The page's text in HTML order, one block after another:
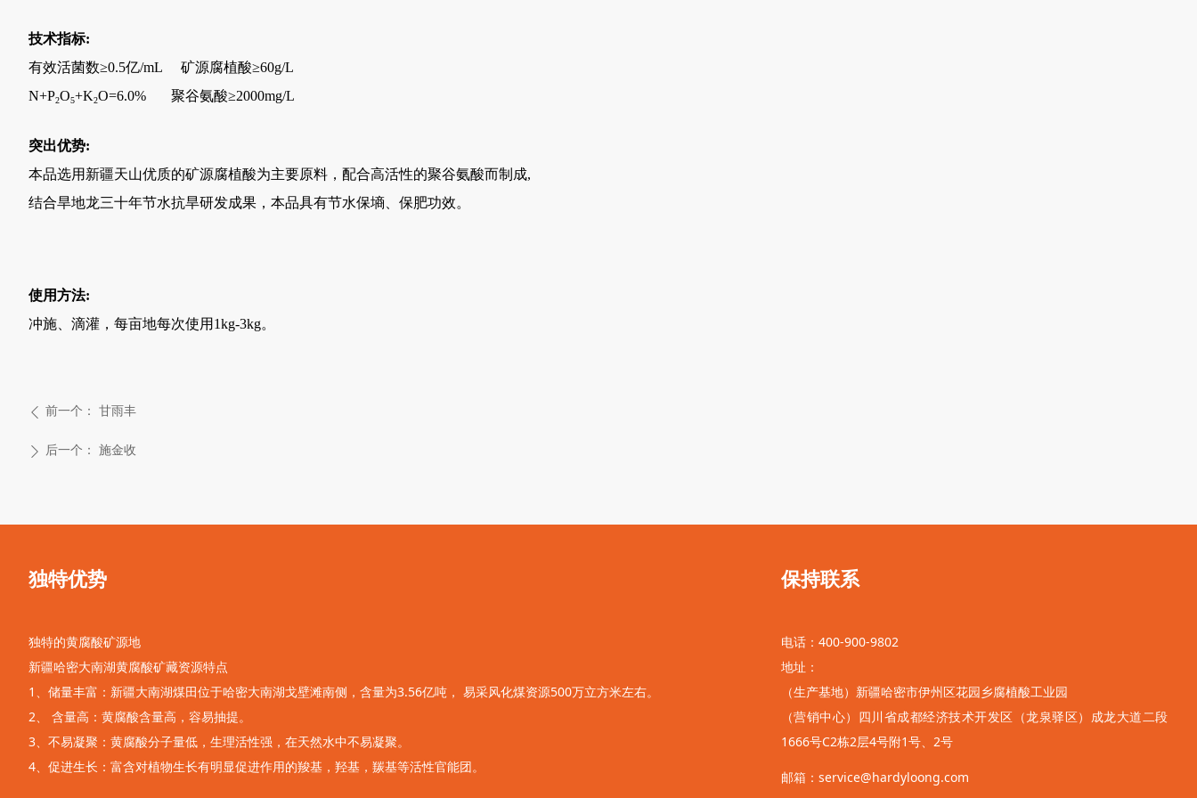
技术指标:
有效活菌数≥0.5亿/mL 矿源腐植酸≥60g/L
N+P2O5+K2O=6.0% 聚谷氨酸≥2000mg/L
突出优势:
本品选用新疆天山优质的矿源腐植酸为主要原料，配合高活性的聚谷氨酸而制成,
结合旱地龙三十年节水抗旱研发成果，本品具有节水保墒、保肥功效。
使用方法:
冲施、滴灌，每亩地每次使用1kg-3kg。
ꄴ 前一个： 甘雨丰
ꄲ 后一个： 施金收
独特优势
独特的黄腐酸矿源地
新疆哈密大南湖黄腐酸矿藏资源特点
1、储量丰富：新疆大南湖煤田位于哈密大南湖戈壁滩南侧，含量为3.56亿吨， 易采风化煤资源500万立方米左右。
2、 含量高：黄腐酸含量高，容易抽提。
3、不易凝聚：黄腐酸分子量低，生理活性强，在天然水中不易凝聚。
4、促进生长：富含对植物生长有明显促进作用的羧基，羟基，羰基等活性官能团。
保持联系
电话：400-900-9802
地址：
（生产基地）新疆哈密市伊州区花园乡腐植酸工业园
（营销中心） 四川省成都经济技术开发区（龙泉驿区） 成龙大道二段
1666号C2栋2层4号附1号、2号
邮箱：service@hardyloong.com